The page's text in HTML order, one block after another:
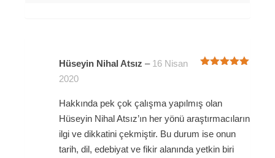
Hüseyin Nihal Atsız – 16 Nisan
2020
Hakkında pek çok çalışma yapılmış olan
Hüseyin Nihal Atsız’ın her yönü araştırmacıların
ilgi ve dikkatini çekmiştir. Bu durum ise onun
tarih, dil, edebiyat ve fikir alanında yetkin biri